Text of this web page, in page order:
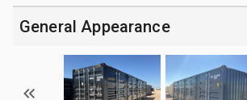
General Appearance